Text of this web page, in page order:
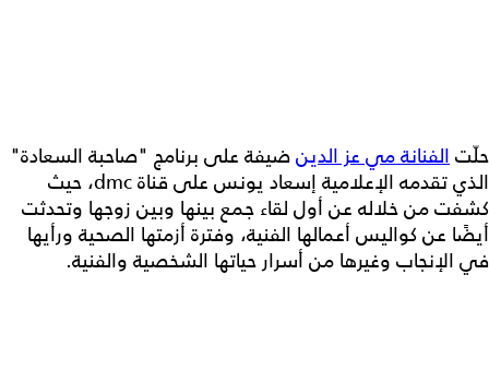
حلّت الفنانة مي عز الدينضيفة على برنامج "صاحبة السعادة"
الذي تقدمه الإعلامية إسعاد يونس على قناة dmc، حيث
كشفت من خلاله عن أول لقاء جمع بينها وبين زوجها وتحدثت
أيضًا عن كواليس أعمالها الفنية، وفترة أزمتها الصحية ورأيها
في الإنجاب وغيرها من أسرار حياتها الشخصية والفنية.